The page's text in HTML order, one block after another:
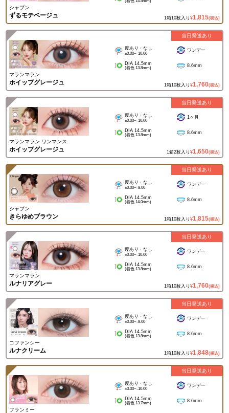
シャプン
ずるモテベージュ 1箱10枚入り ¥1,815(税込)
マランマラン
ホイップグレージュ
度あり・なし
±0.00~-10.00
ワンデー
DIA 14.5mm
(着色 13.8mm) 8.6mm
1箱10枚入り ¥1,760(税込)
当日発送あり
マランマラン ワンマンス
ホイップグレージュ
度あり・なし
±0.00~-10.00
1ヶ月
DIA 14.5mm
(着色 13.8mm) 8.6mm
1箱2枚入り ¥1,650(税込)
当日発送あり
シャプン
きらゆめブラウン
度あり・なし
±0.00~-8.00
ワンデー
DIA 14.5mm
(着色 14.0mm) 8.6mm
1箱10枚入り ¥1,815(税込)
当日発送あり
マランマラン
ルナリアグレー
度あり・なし
±0.00~-10.00
ワンデー
DIA 14.5mm
(着色 13.8mm) 8.6mm
1箱10枚入り ¥1,760(税込)
当日発送あり
コファンシー
ルナクリーム
度あり・なし
±0.00~-8.00
ワンデー
DIA 14.5mm
(着色 13.8mm) 8.6mm
1箱10枚入り ¥1,848(税込)
当日発送あり
フランミー
度あり・なし
±0.00~-10.00
ワンデー
DIA 14.5mm
(着色 13.7mm) 8.6mm
当日発送あり